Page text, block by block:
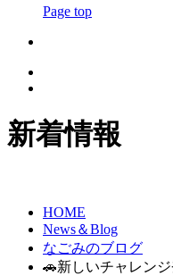
Page top
新着情報
HOME
News＆Blog
なごみのブログ
🚗新しいチャレン